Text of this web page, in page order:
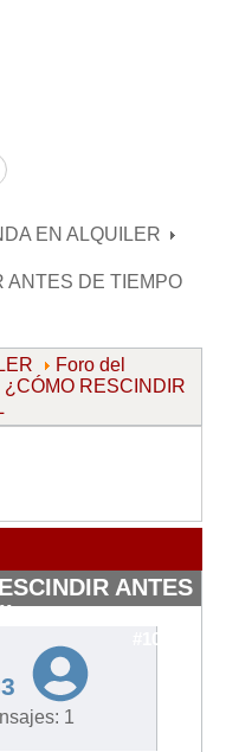
de 2013
de Propietarios
EN ALQUILER
ANTES DE TIEMPO
Foro del
RESCINDIR
ANTES
#10393
1